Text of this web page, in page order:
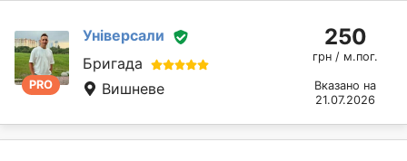
PRO
Універсали
Бригада
Вишневе
250
грн / м.пог.
Вказано на
21.07.2026